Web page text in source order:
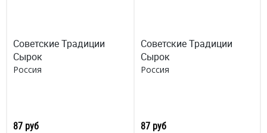
Советские Традиции
Сырок
Россия
87 руб
Советские Традиции
Сырок
Россия
87 руб